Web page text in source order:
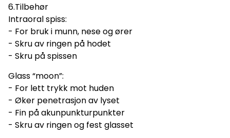
6.Tilbehør
Intraoral spiss:
- For bruk i munn, nese og ører
- Skru av ringen på hodet
- Skru på spissen
Glass “moon”:
- For lett trykk mot huden
- Øker penetrasjon av lyset
- Fin på akunpunkturpunkter
- Skru av ringen og fest glasset